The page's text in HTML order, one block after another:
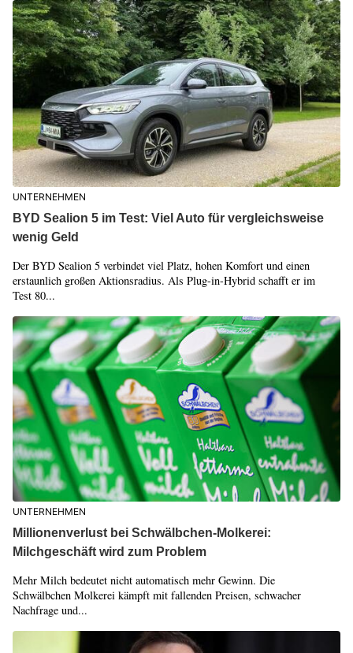
UNTERNEHMEN
BYD Sealion 5 im Test: Viel Auto für vergleichsweise
wenig Geld
Der BYD Sealion 5 verbindet viel Platz, hohen Komfort und einen
erstaunlich großen Aktionsradius. Als Plug-in-Hybrid schafft er im
Test 80...
UNTERNEHMEN
Millionenverlust bei Schwälbchen-Molkerei:
Milchgeschäft wird zum Problem
Mehr Milch bedeutet nicht automatisch mehr Gewinn. Die
Schwälbchen Molkerei kämpft mit fallenden Preisen, schwacher
Nachfrage und...